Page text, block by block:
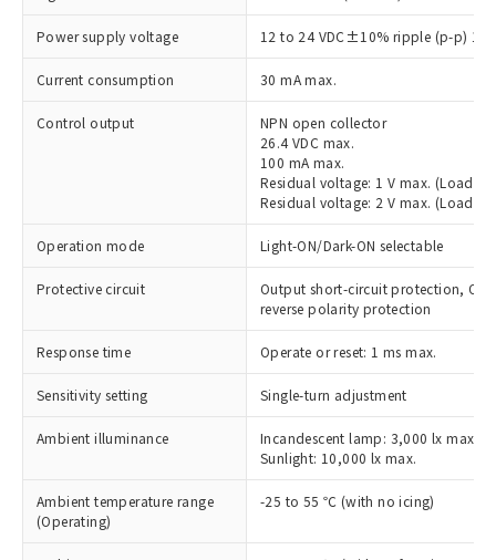
Power supply voltage 12 to 24 VDC±10% ripple (p-p)
Current consumption 30 mA max.
Control output
NPN open collector
26.4 VDC max.
100 mA max.
Residual voltage: 1 V max. (Load
Residual voltage: 2 V max. (Load
Operation mode Light-ON/Dark-ON selectable
Protective circuit
Output short-circuit protection,
reverse polarity protection
Response time Operate or reset: 1 ms max.
Sensitivity setting Single-turn adjustment
Ambient illuminance
Incandescent lamp: 3,000 lx max.
Sunlight: 10,000 lx max.
Ambient temperature range
(Operating)
-25 to 55 ℃ (with no icing)
※1 対応状況
対応済み：EU RoHS指令（10物質）の
非含有に対応した製品が提供可能な商品で
す。
対応予定：EU RoHS指令（10物質）の非含